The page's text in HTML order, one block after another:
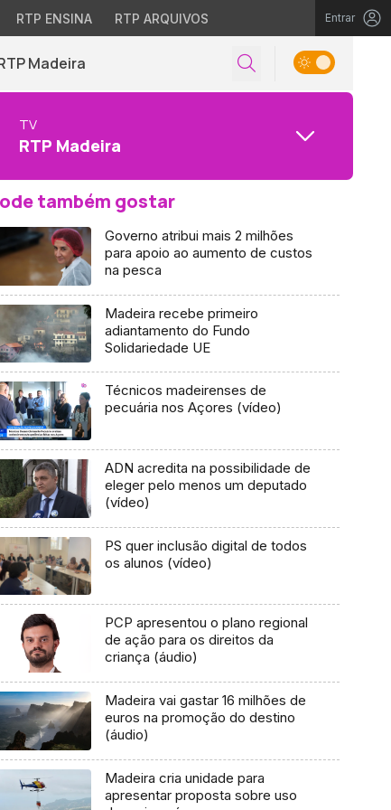
RTP ENSINA RTP ARQUIVOS Entrar
Madeira
TV
RTP Madeira
também gostar
Governo atribui mais 2 milhões
para apoio ao aumento de custos
na pesca
Madeira recebe primeiro
adiantamento do Fundo
Solidariedade UE
Técnicos madeirenses de
pecuária nos Açores (vídeo)
ADN acredita na possibilidade de
eleger pelo menos um deputado
(vídeo)
PS quer inclusão digital de todos
os alunos (vídeo)
PCP apresentou o plano regional
de ação para os direitos da
criança (áudio)
Madeira vai gastar 16 milhões de
euros na promoção do destino
(áudio)
Madeira cria unidade para
apresentar proposta sobre uso